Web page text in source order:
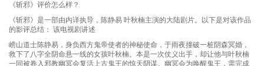
《斩邪》评价怎么样？
《斩邪》是一部由内详执导，陈静易 叶秋楠主演的大陆剧片。以下是对该作品
的影评总结： 该电视剧讲述
崂山道士陈静易，身负西方鬼帝使者的神秘使命，于雨夜撞破一桩阴森冥婚，
救下了八字全阴命悬一线的女孩叶秋楠。本是一次仗义出手，却让他与叶秋楠
一同被卷入邪教幽冥会复活上古鬼王的惊天阴谋。幽冥会为唤醒鬼王，需完成